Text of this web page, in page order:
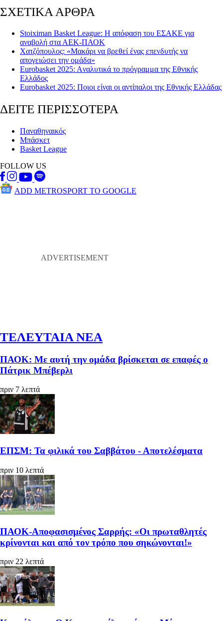
ΣΧΕΤΙΚΑ ΑΡΘΡΑ
Stoiximan Basket League: Η απόφαση του ΕΣΑΚΕ για
αναβολή στα ΑΕΚ-ΠΑΟΚ
Χατζόπουλος: «Μακάρι να βρεθεί ένας επενδυτής να
απογειώσει την ομάδα»
Eurobasket 2025: Aναλυτικά το πρόγραμμα της Εθνικής
Ελλάδος
Eurobasket 2025: Ποιοι είναι οι αντίπαλοι της Εθνικής Ελλάδας
ΔΕΙΤΕ ΠΕΡΙΣΣΟΤΕΡΑ
Παναθηναικός
Μπάσκετ
Basket League
FOLLOW US
ADD METROSPORT TO GOOGLE
ΤΕΛΕΥΤΑΙΑ ΝΕΑ
ΠΑΟΚ: Με αυτή την ομάδα βρίσκεται σε επαφές ο
Πάτρικ Μπέβερλι
πριν 7 λεπτά
ΕΠΣΜ: Τα φιλικά του Σαββάτου - Αποτελέσματα
πριν 10 λεπτά
ΠΑΟΚ-Αποφασισμένος Σαρρής: «Οι πρωταθλητές
κρίνονται και από τον τρόπο που σηκώνονται!»
πριν 22 λεπτά